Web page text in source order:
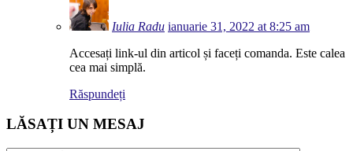
Iulia Radu ianuarie 31, 2022 at 8:25 am
Accesați link-ul din articol și faceți comanda. Este calea
cea mai simplă.
Răspundeți
LĂSAȚI UN MESAJ